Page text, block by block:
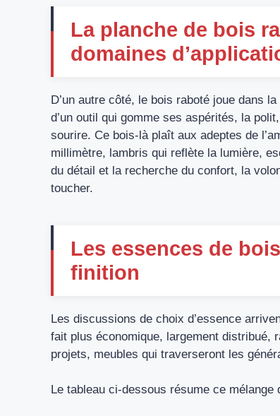
La planche de bois
domaines
D’un autre côté, le bois raboté joue dans
d’un outil qui gomme ses aspérités, la
sourire. Ce bois-là plaît aux adeptes de
millimètre, lambris qui reflète la lumière,
du détail et la recherche du confort, la
toucher.
Les essences de
finition
Les discussions de choix d’essence
fait plus économique, largement distribué,
projets, meubles qui traverseront les
Le tableau ci-dessous résume ce mélange